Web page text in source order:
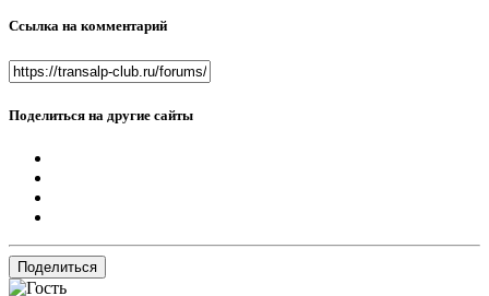
Ссылка на комментарий
Поделиться на другие сайты
Поделиться